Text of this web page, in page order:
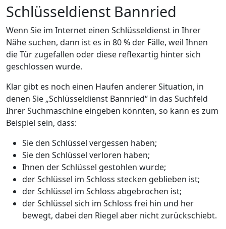
Schlüsseldienst Bannried
Wenn Sie im Internet einen Schlüsseldienst in Ihrer
Nähe suchen, dann ist es in 80 % der Fälle, weil Ihnen
die Tür zugefallen oder diese reflexartig hinter sich
geschlossen wurde.
Klar gibt es noch einen Haufen anderer Situation, in
denen Sie „Schlüsseldienst Bannried“ in das Suchfeld
Ihrer Suchmaschine eingeben könnten, so kann es zum
Beispiel sein, dass:
Sie den Schlüssel vergessen haben;
Sie den Schlüssel verloren haben;
Ihnen der Schlüssel gestohlen wurde;
der Schlüssel im Schloss stecken geblieben ist;
der Schlüssel im Schloss abgebrochen ist;
der Schlüssel sich im Schloss frei hin und her
bewegt, dabei den Riegel aber nicht zurückschiebt.